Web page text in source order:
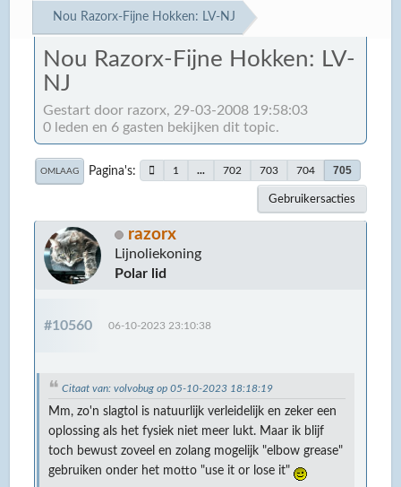
Nou Razorx-Fijne Hokken: LV-NJ
Nou Razorx-Fijne Hokken: LV-
NJ
Gestart door razorx, 29-03-2008 19:58:03
0 leden en 6 gasten bekijken dit topic.
OMLAAG Pagina's 1 ... 702 703 704 705
Gebruikersacties
razorx
Lijnoliekoning
Polar lid
#10560 06-10-2023 23:10:38
Citaat van: volvobug op 05-10-2023 18:18:19
Mm, zo'n slagtol is natuurlijk verleidelijk en zeker een
oplossing als het fysiek niet meer lukt. Maar ik blijf
toch bewust zoveel en zolang mogelijk "elbow grease"
gebruiken onder het motto "use it or lose it"